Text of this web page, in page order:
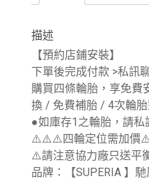
描述
【預約店鋪安裝】
下單後完成付款 >私訊
購買四條輪胎，享免費
換 / 免費補胎 / 4次輪胎
●如庫存1之輪胎，請私
⚠️⚠️⚠️四輪定位需加
⚠️請注意協力廠只送平
品牌：【SUPERIA 】